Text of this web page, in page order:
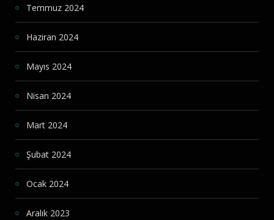
Temmuz 2024
Haziran 2024
Mayıs 2024
Nisan 2024
Mart 2024
Şubat 2024
Ocak 2024
Aralık 2023